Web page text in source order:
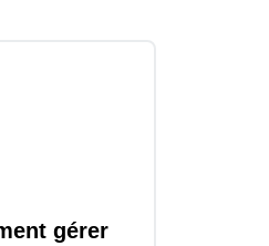
gérer